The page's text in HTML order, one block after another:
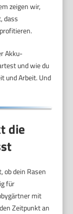
zeigen wir,
dass
Akku-
und wie du
und Arbeit. Und
die
dein Rasen
für
mit
Zeitpunkt an